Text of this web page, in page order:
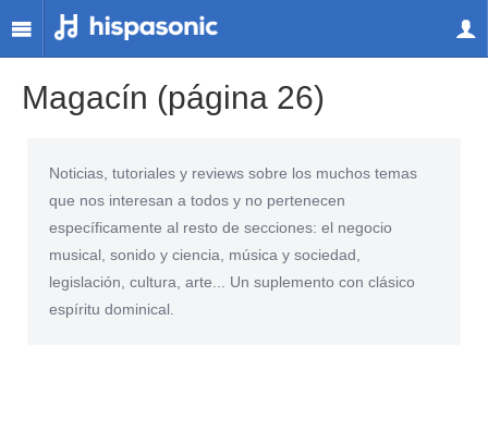
Magacín (página 26)
Noticias, tutoriales y reviews sobre los muchos temas
que nos interesan a todos y no pertenecen
específicamente al resto de secciones: el negocio
musical, sonido y ciencia, música y sociedad,
legislación, cultura, arte... Un suplemento con clásico
espíritu dominical.